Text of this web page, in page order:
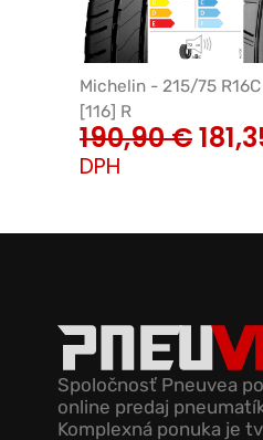
Michelin - 215/75 R16C
[116] R
190,90€
DPH
Spoločnosť Pneuvea
online predaj
Komplexná ponuka je